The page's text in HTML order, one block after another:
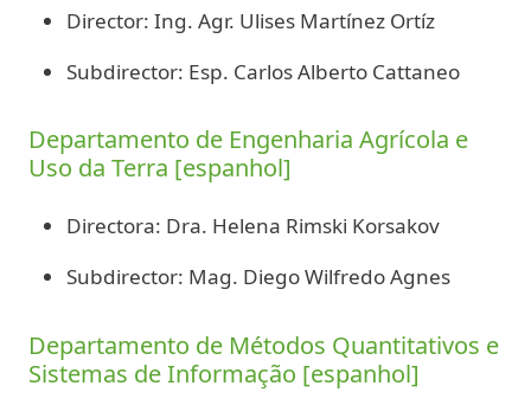
Director: Ing. Agr. Ulises Martínez Ortíz
Subdirector: Esp. Carlos Alberto Cattaneo
Departamento de Engenharia Agrícola e
Uso da Terra [espanhol]
Directora: Dra. Helena Rimski Korsakov
Subdirector: Mag. Diego Wilfredo Agnes
Departamento de Métodos Quantitativos e
Sistemas de Informação [espanhol]